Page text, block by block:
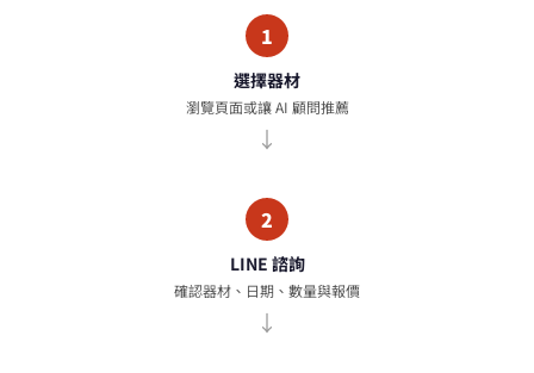
1
選擇器材
瀏覽頁面或讓 AI 顧問推薦
2
LINE 諮詢
確認器材、日期、數量與報價